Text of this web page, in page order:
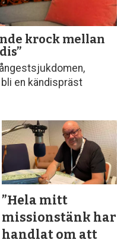
krock mellan
en kändispräst
”Hela mitt
missionstänk har
handlat om att